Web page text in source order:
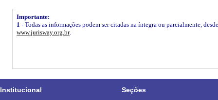
Importante:
1 - Todas as informações podem ser citadas na íntegra ou parcialmente,
www.jurisway.org.br.
Institucional Seções